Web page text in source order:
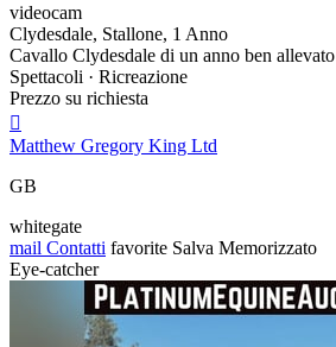
videocam
Clydesdale, Stallone, 1 Anno
Cavallo Clydesdale di un anno ben allevato
Spettacoli · Ricreazione
Prezzo su richiesta

Matthew Gregory King Ltd
GB
whitegate
mail Contatti favorite Salva Memorizzato
Eye-catcher